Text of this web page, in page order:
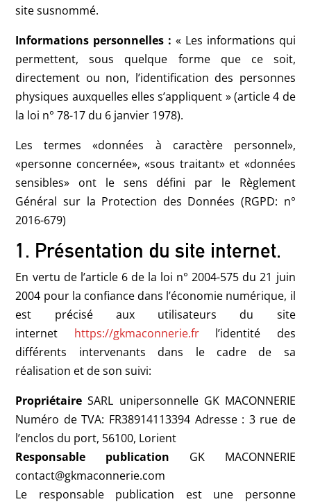
site susnommé.
Informations personnelles : « Les informations qui
permettent, sous quelque forme que ce soit,
directement ou non, l’identification des personnes
physiques auxquelles elles s’appliquent » (article 4 de
la loi n° 78-17 du 6 janvier 1978).
Les termes «données à caractère personnel»,
«personne concernée», «sous traitant» et «données
sensibles» ont le sens défini par le Règlement
Général sur la Protection des Données (RGPD: n°
2016-679)
1. Présentation du site internet.
En vertu de l’article 6 de la loi n° 2004-575 du 21 juin
2004 pour la confiance dans l’économie numérique, il
est précisé aux utilisateurs du site
internet
https://gkmaconnerie.fr
l’identité des
différents intervenants dans le cadre de sa
réalisation et de son suivi:
Propriétaire SARL unipersonnelle GK MACONNERIE
Numéro de TVA: FR38914113394 Adresse : 3 rue de
l’enclos du port, 56100, Lorient
Responsable publication
GK MACONNERIE
contact@gkmaconnerie.com
Le responsable publication est une personne